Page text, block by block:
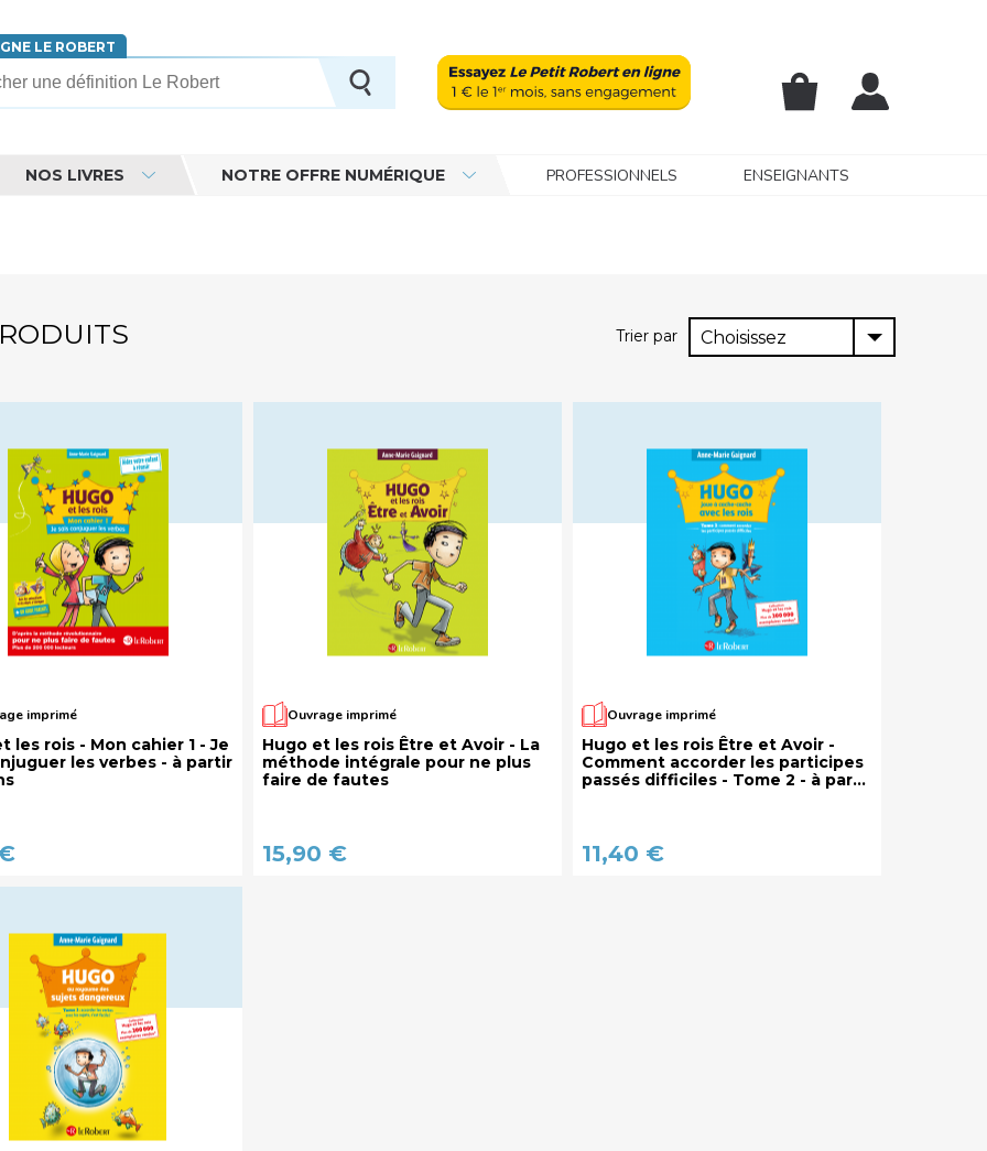
LE ROBERT
NOS LIVRES NOTRE OFFRE NUMÉRIQUE PROFESSIONNELS
ENSEIGNANTS
Trier par Choisissez
imprimé
les rois - Mon cahier 1 - Je
les verbes - à partir
Ouvrage imprimé
Hugo et les rois Être et Avoir - La
méthode intégrale pour ne plus
faire de fautes
15,90 €
Ouvrage imprimé
Hugo et les rois Être et Avoir -
Comment accorder les participes
passés difficiles - Tome 2 - à partir
11,40 €